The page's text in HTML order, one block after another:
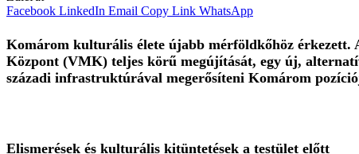
Facebook LinkedIn Email Copy Link WhatsApp
Komárom kulturális élete újabb mérföldkőhöz érkezett.
Központ (VMK) teljes körű megújítását, egy új,
századi infrastruktúrával megerősíteni Komárom
Elismerések és kulturális kitüntetések a testület előtt